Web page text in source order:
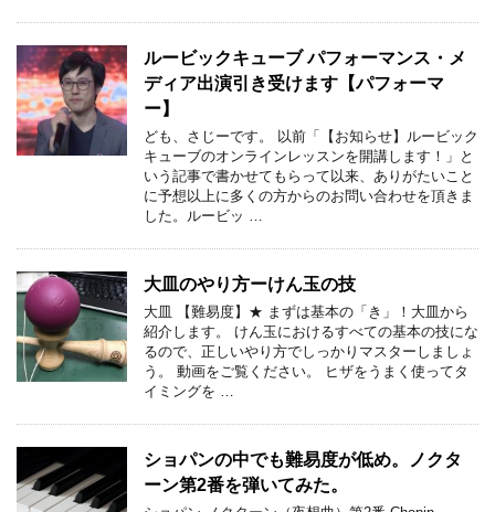
ルービックキューブ パフォーマンス・メ
ディア出演引き受けます【パフォーマ
ー】
ども、さじーです。 以前「【お知らせ】ルービック
キューブのオンラインレッスンを開講します！」と
いう記事で書かせてもらって以来、ありがたいこと
に予想以上に多くの方からのお問い合わせを頂きま
した。ルービッ …
大皿のやり方ーけん玉の技
大皿 【難易度】★ まずは基本の「き」！大皿から
紹介します。 けん玉におけるすべての基本の技にな
るので、正しいやり方でしっかりマスターしましょ
う。 動画をご覧ください。 ヒザをうまく使ってタ
イミングを …
ショパンの中でも難易度が低め。ノクタ
ーン第2番を弾いてみた。